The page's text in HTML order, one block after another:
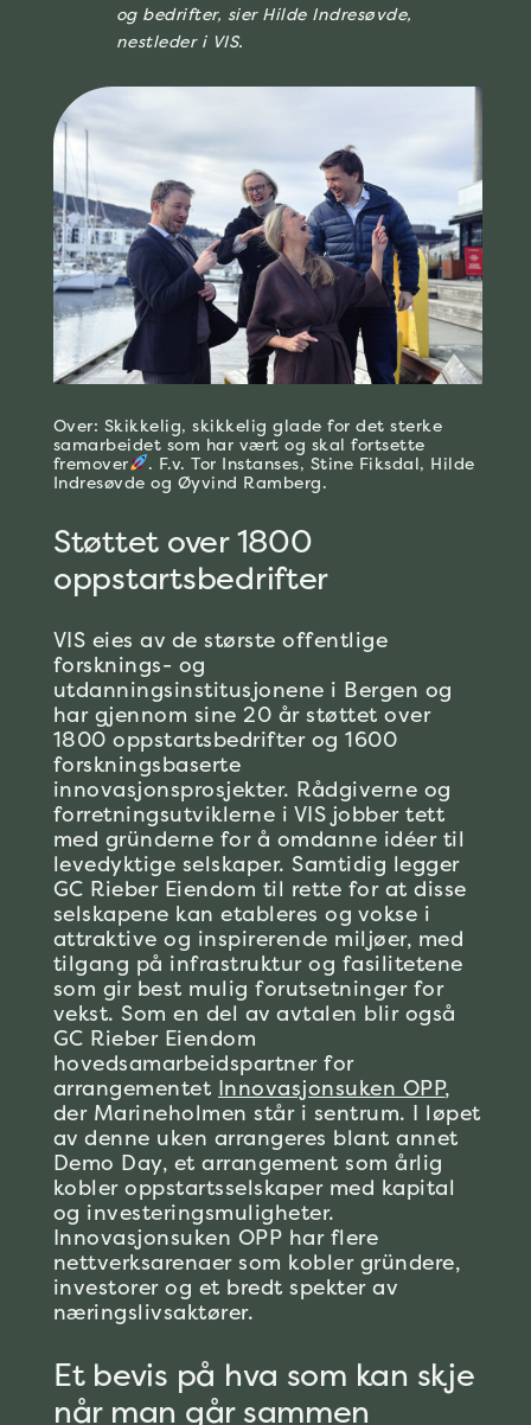
og bedrifter, sier Hilde Indresøvde,
nestleder i VIS.
Over: Skikkelig, skikkelig glade for det sterke
samarbeidet som har vært og skal fortsette
fremover
. F.v. Tor Instanses, Stine Fiksdal, Hilde
Indresøvde og Øyvind Ramberg.
Støttet over 1800
oppstartsbedrifter
VIS eies av de største offentlige
forsknings- og
utdanningsinstitusjonene i Bergen og
har gjennom sine 20 år støttet over
1800 oppstartsbedrifter og 1600
forskningsbaserte
innovasjonsprosjekter. Rådgiverne og
forretningsutviklerne i VIS jobber tett
med gründerne for å omdanne idéer til
levedyktige selskaper. Samtidig legger
GC Rieber Eiendom til rette for at disse
selskapene kan etableres og vokse i
attraktive og inspirerende miljøer, med
tilgang på infrastruktur og fasilitetene
som gir best mulig forutsetninger for
vekst. Som en del av avtalen blir også
GC Rieber Eiendom
hovedsamarbeidspartner for
arrangementet Innovasjonsuken OPP,
der Marineholmen står i sentrum. I løpet
av denne uken arrangeres blant annet
Demo Day, et arrangement som årlig
kobler oppstartsselskaper med kapital
og investeringsmuligheter.
Innovasjonsuken OPP har flere
nettverksarenaer som kobler gründere,
investorer og et bredt spekter av
næringslivsaktører.
Et bevis på hva som kan skje
når man går sammen